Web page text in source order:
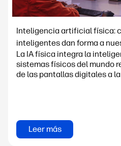
Inteligencia artificial física:
inteligentes dan forma a
La IA física integra la
sistemas físicos del mundo
de las pantallas digitales a
Leer más